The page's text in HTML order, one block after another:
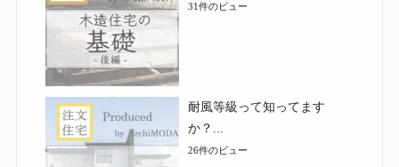
31件のビュー
耐風等級って知ってます
か？...
26件のビュー